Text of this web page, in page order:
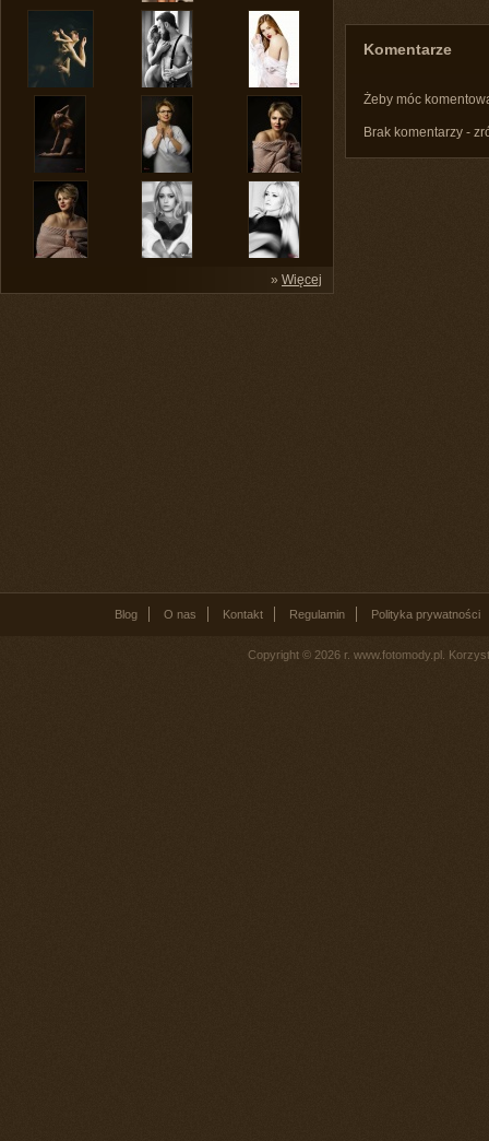
» Więcej
Komentarze
Żeby móc
Brak komentarzy -
Blog O nas Kontakt Regulamin Polityka prywatności
Copyright © 2026 r. www.fotomody.pl.